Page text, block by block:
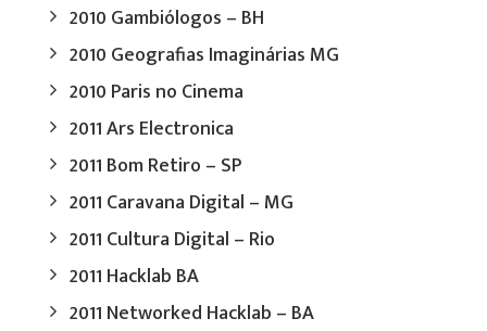
2010 Gambiólogos – BH
2010 Geografias Imaginárias MG
2010 Paris no Cinema
2011 Ars Electronica
2011 Bom Retiro – SP
2011 Caravana Digital – MG
2011 Cultura Digital – Rio
2011 Hacklab BA
2011 Networked Hacklab – BA